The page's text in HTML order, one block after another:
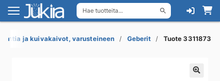
Hae tuotteita...
Siirry
navigointiin
Siirry
sisältöön
Lattia ja kuivakaivot, varusteineen Geberit Tuote 3311873